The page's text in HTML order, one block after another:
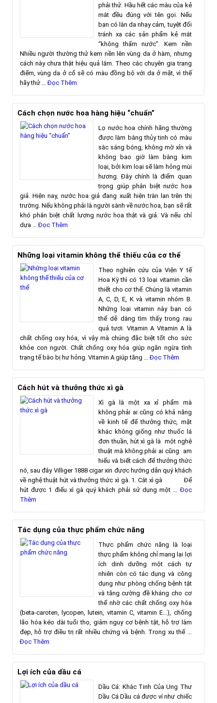
phải thử. Hầu hết các màu của kẻ
mắt đều đúng với tên gọi. Nếu
bạn có làn da nhạy cảm, tuyệt đối
tránh xa các sản phẩm kẻ mắt
“không thấm nước”. Kem nền
Nhiều người thường thử kem nền lên vùng da ở hàm, nhưng
cách này chưa thật hiệu quả lắm. Theo các chuyên gia trang
điểm, vùng da ở cổ sẽ có màu đồng bộ với da ở mặt, vì thế
hãy thử …Đọc Thêm
Cách chọn nước hoa hàng hiệu “chuẩn”
Lọ nước hoa chính hãng thường
được làm bằng thủy tinh có màu
sắc sáng bóng, không mờ xỉn và
không bao giờ làm bằng kim
loại, bởi kim loại sẽ làm hỏng mùi
hương. Đây chính là điểm quan
trọng giúp phân biệt nước hoa
giả. Hiện nay, nước hoa giả đang xuất hiện tràn lan trên thị
trường. Nếu không phải là người sành về nước hoa, bạn sẽ rất
khó phân biệt chất lượng nước hoa thật và giả. Và nếu chỉ
dựa …Đọc Thêm
Những loại vitamin không thể thiếu của cơ thể
Theo nghiên cứu của Viện Y tế
Hoa Kỳ thì có 13 loại vitamin cần
thiết cho cơ thể. Chúng là vitamin
A, C, D, E, K và vitamin nhóm B.
Những loại vitamin này bạn có
thể dễ dàng tìm thấy trong rau
quả tươi. Vitamin A Vitamin A là
chất chống oxy hóa, vì vậy mà chúng đặc biệt tốt cho sức
khỏe con người. Chất chống oxy hóa giúp ngăn ngừa tình
trạng tế bào bị hư hỏng. Vitamin A giúp tăng …Đọc Thêm
Cách hút và thưởng thức xì gà
Xì gà là một xa xỉ phẩm mà
không phải ai cũng có khả năng
về kinh tế để thưởng thức, mặt
khác không giống như thuốc lá
đơn thuần, hút xì gà là một nghệ
thuật mà không phải ai cũng am
hiểu và biết cách để thưởng thức
nó, sau đây Villiger 1888 cigar xin được hướng dẫn quý khách
về nghệ thuật hút và thưởng thức xì gà. 1. Cắt xì gà Để
hút được 1 điếu xì gà quý khách phải sử dụng một …Đọc
Thêm
Tác dụng của thực phẩm chức năng
Thực phẩm chức năng là loại
thực phẩm không chỉ mang lại lợi
ích dinh dưỡng một cách tự
nhiên còn có tác dụng và công
dụng như phòng chống bệnh tật
và tăng cường đề kháng cho cơ
thể nhờ các chất chống oxy hóa
(beta-caroten, lycopen, lutein, vitamin C, vitamin E...), chống
lão hóa kéo dài tuổi thọ, giảm nguy cơ bệnh tật, hỗ trợ làm
đẹp, hỗ trợ điều trị rất nhiều chứng và bệnh. Trong xu thế …
Đọc Thêm
Lợi ích của dầu cá
Dầu Cá: Khắc Tinh Của Ung Thư
Dầu Cá Dầu cá được ví như chiếc